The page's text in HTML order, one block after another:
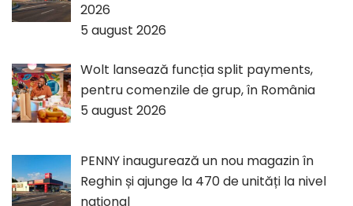
2026
5 august 2026
Wolt lansează funcția split payments,
pentru comenzile de grup, în România
5 august 2026
PENNY inaugurează un nou magazin în
Reghin și ajunge la 470 de unități la nivel
național